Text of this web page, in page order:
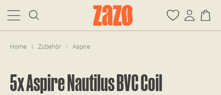
Home | Zubehör | Aspire
5x Aspire Nautilus BVC Coil